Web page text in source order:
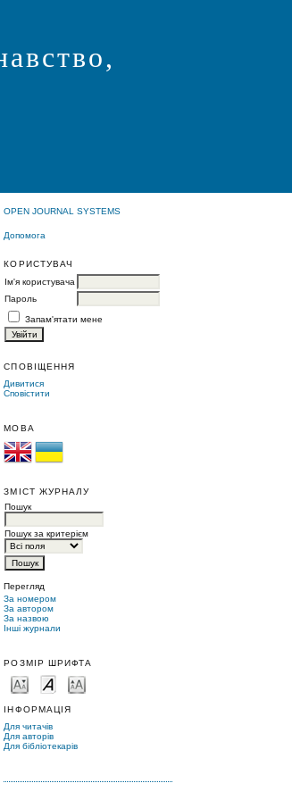
OPEN JOURNAL SYSTEMS
Допомога
КОРИСТУВАЧ
Ім'я користувача
Пароль
Запам'ятати мене
СПОВІЩЕННЯ
Дивитися
Сповістити
МОВА
ЗМІСТ ЖУРНАЛУ
Пошук
Пошук за критерієм
Перегляд
За номером
За автором
За назвою
Інші журнали
РОЗМІР ШРИФТА
ІНФОРМАЦІЯ
Для читачів
Для авторів
Для бібліотекарів